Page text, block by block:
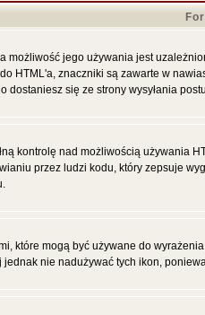
możliwość jego używania jest
HTML'a, znaczniki są zawarte w
dostaniesz się ze strony wysyłania
kontrolę nad możliwością używania
przez ludzi kodu, który zepsuje
które mogą być używane do
nie nadużywać tych ikon,